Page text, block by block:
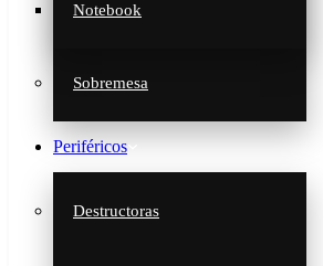
Notebook
Sobremesa
Periféricos
Destructoras